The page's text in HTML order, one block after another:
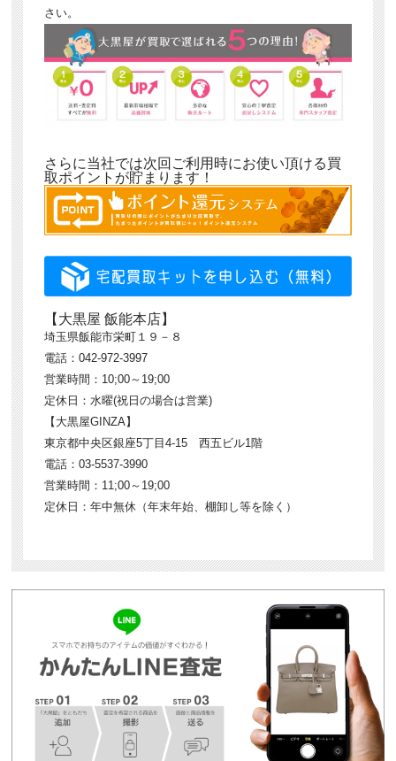
さい。
さらに当社では次回ご利用時にお使い頂ける買
取ポイントが貯まります！
【大黒屋 飯能本店】
埼玉県飯能市栄町１９－８
電話：042-972-3997
営業時間：10;00～19;00
定休日：水曜(祝日の場合は営業)
【大黒屋GINZA】
東京都中央区銀座5丁目4-15 西五ビル1階
電話：03-5537-3990
営業時間：11;00～19;00
定休日：年中無休（年末年始、棚卸し等を除く）